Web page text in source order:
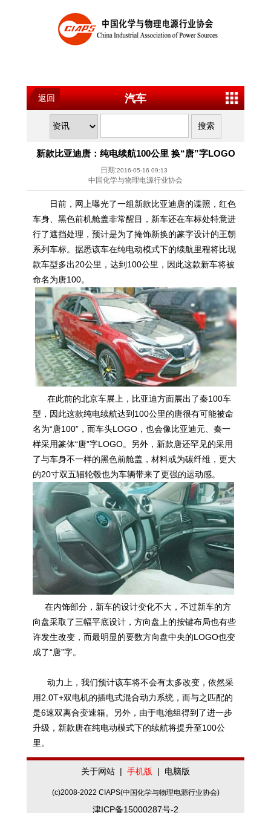
返回 汽车
新款比亚迪唐：纯电续航100公里 换“唐”字LOGO
日期:2016-05-16 09:13
中国化学与物理电源行业协会
日前，网上曝光了一组新款比亚迪唐的谍照，红色
车身、黑色前机舱盖非常醒目，新车还在车标处特意进
行了遮挡处理，预计是为了掩饰新换的篆字设计的王朝
系列车标。据悉该车在纯电动模式下的续航里程将比现
款车型多出20公里，达到100公里，因此这款新车将被
命名为唐100。
在此前的北京车展上，比亚迪方面展出了秦100车
型，因此这款纯电续航达到100公里的唐很有可能被命
名为“唐100”，而车头LOGO，也会像比亚迪元、秦一
样采用篆体“唐”字LOGO。另外，新款唐还罕见的采用
了与车身不一样的黑色前舱盖，材料或为碳纤维，更大
的20寸双五辐轮毂也为车辆带来了更强的运动感。
在内饰部分，新车的设计变化不大，不过新车的方
向盘采取了三幅平底设计，方向盘上的按键布局也有些
许发生改变，而最明显的要数方向盘中央的LOGO也变
成了“唐”字。
动力上，我们预计该车将不会有太多改变，依然采
用2.0T+双电机的插电式混合动力系统，而与之匹配的
是6速双离合变速箱。另外，由于电池组得到了进一步
升级，新款唐在纯电动模式下的续航将提升至100公
里。
关于网站 | 手机版 | 电脑版
(c)2008-2022 CIAPS(中国化学与物理电源行业协会)
津ICP备15000287号-2